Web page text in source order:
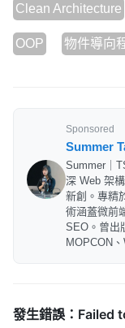
Clean Architecture
OOP 物件導向
Sponsored
Summer
Summer｜
深 Web 架
新創。專精
術涵蓋微前
SEO。曾出
MOPCON